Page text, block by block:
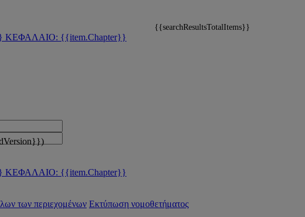
{{searchResultsTotalItems}}
ΚΕΦΑΛΑΙΟ: {{item.Chapter}}
ΚΕΦΑΛΑΙΟ: {{item.Chapter}}
των περιεχομένων Εκτύπωση νομοθετήματος